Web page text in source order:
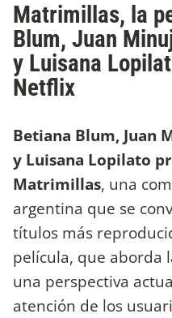
Matrimillas, la
Blum, Juan
y Luisana
Netflix
Betiana Blum, Juan
y Luisana Lopilato
Matrimillas, una
argentina que se
títulos más
película, que aborda
una perspectiva
atención de los